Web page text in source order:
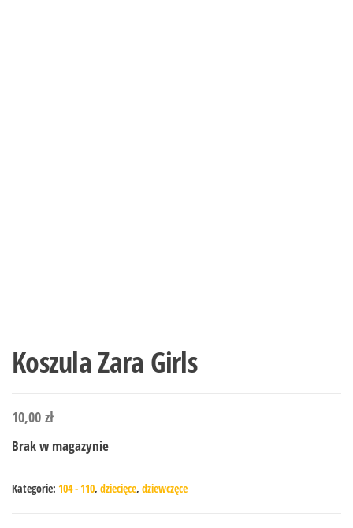
Koszula Zara Girls
10,00 zł
Brak w magazynie
Kategorie: 104 - 110, dziecięce, dziewczęce